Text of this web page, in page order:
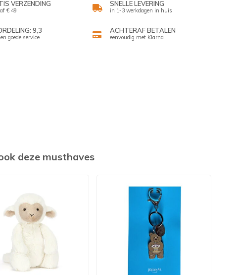
VERZENDING
€ 49
SNELLE LEVERING
in 1-3 werkdagen in huis
9,3
goede service
ACHTERAF BETALEN
eenvoudig met Klarna
deze musthaves